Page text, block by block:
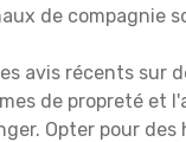
de compagnie
avis récents sur
de propreté et
Opter pour